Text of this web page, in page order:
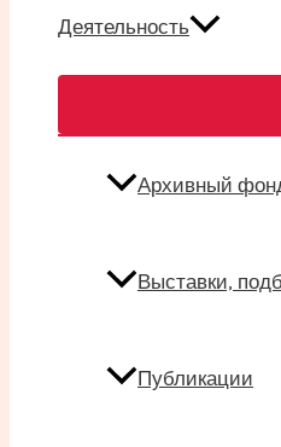
Деятельность
Архивный
Выставки,
Публикации